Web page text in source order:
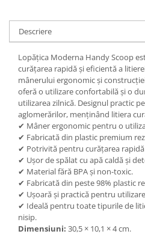
Descriere
Lopățica Moderna Handy Scoop
curățarea rapidă și eficientă a
mânerului ergonomic și
oferă o utilizare confortabilă și o
utilizarea zilnică. Designul practic
aglomerărilor, menținând litiera
✔ Mâner ergonomic pentru o
✔ Fabricată din plastic premium
✔ Potrivită pentru curățarea
✔ Ușor de spălat cu apă caldă și
✔ Material fără BPA și non-toxic.
✔ Fabricată din peste 98% plastic
✔ Ușoară și practică pentru
✔ Ideală pentru toate tipurile de
nisip.
Dimensiuni: 30,5 × 10,1 × 4 cm.